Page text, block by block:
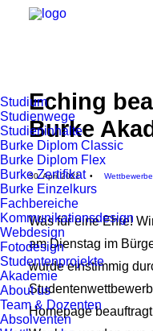
Studium
Studienwege
Studieninhalte
Burke Diplom Classic
Burke Diplom Flex
Burke Zertifikat
Burke Einzelkurs
Fachbereiche
Kommunikationsdesign
Webdesign
Fotodesign
Studentenprojekte
Akademie
About us
Team & Dozenten
Absolventen
Eching
Burke
30. April 2021 • Wettbewerbe
Was für eine Ehre!
am Dienstag im
wurde einstimmig
Homepage